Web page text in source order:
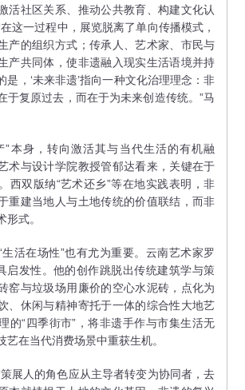
活社区关系、推动公共教育、构建文化认
这一过程中，展览脱离了单向传播模式，
产的组织方式；传承人、艺术家、市民与
产共同体，使非遗融入现实生活语境并持
是，‘未来非遗’指向一种文化治理理念：非
于复原过去，而在于为未来创造传统。”马
身，转向激活其与当代生活的有机融
术与设计学院教授管郁达看来，关键在于
西双版纳“艺术还乡”等在地实践表明，非
重建当地人与土地传统的价值联结，而非
式。
在场性”也有尤为重要。云南艺术家罗
启发性。他的创作跳脱出传统建筑学与策
窑与垃圾场用廉价的空心水泥砖，点化为
、休闲与精神寄托于一体的综合性大地艺
的“四季街市”，将非遗手作与市集生活无
艺在当代消费场景中重获生机。
人的角色应从主导者转变为协同者，去